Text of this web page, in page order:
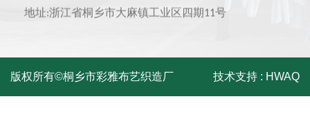
地址:浙江省桐乡市大麻镇工业区四期11号
版权所有©桐乡市彩雅布艺织造厂 技术支持 : HWAQ